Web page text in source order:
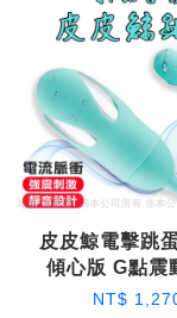
皮皮鯨電擊跳
傾心版 G點震
NT$